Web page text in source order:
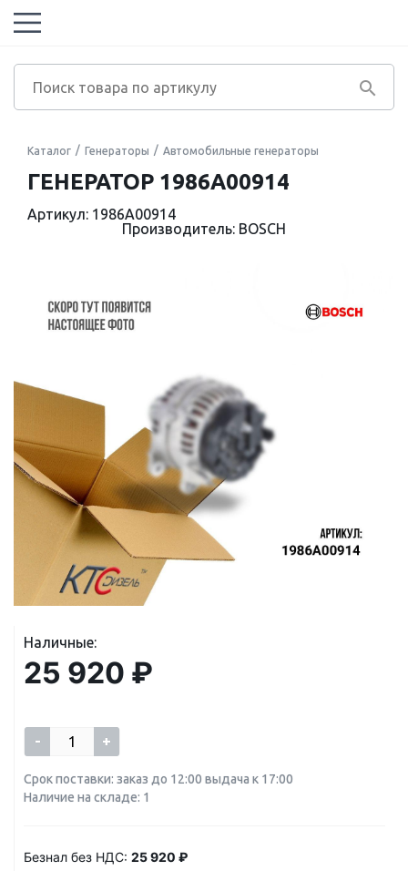
Каталог Генераторы Автомобильные генераторы
ГЕНЕРАТОР 1986A00914
Артикул: 1986A00914
Производитель: BOSCH
Наличные:
25 920 ₽
- +
Срок поставки: заказ до 12:00 выдача к 17:00
Наличие на складе: 1
Безнал без НДС: 25 920 ₽